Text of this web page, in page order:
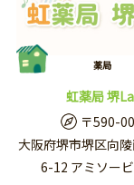
薬局
虹薬局 堺
〒590-
大阪府堺市堺区向
6-12 アミソー